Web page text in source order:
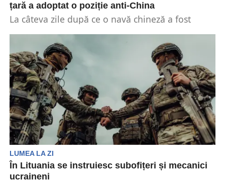
țară a adoptat o poziție anti-China
La câteva zile după ce o navă chineză a fost
LUMEA LA ZI
În Lituania se instruiesc subofițeri și mecanici
ucraineni